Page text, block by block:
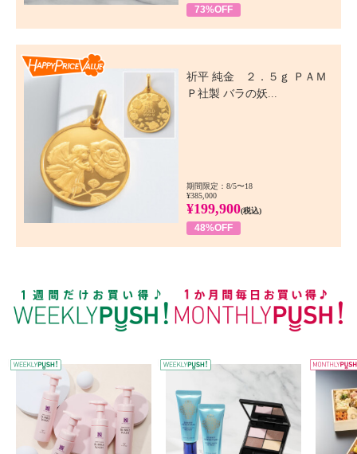
73%OFF
祈平 純金 ２．５ｇ ＰＡＭ
Ｐ社製 バラの妖...
期間限定：8/5〜18
¥385,000
¥199,900(税込)
48%OFF
WEEKLY PUSH